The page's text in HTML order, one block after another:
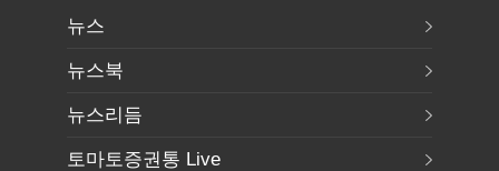
뉴스
뉴스북
뉴스리듬
토마토증권통 Live